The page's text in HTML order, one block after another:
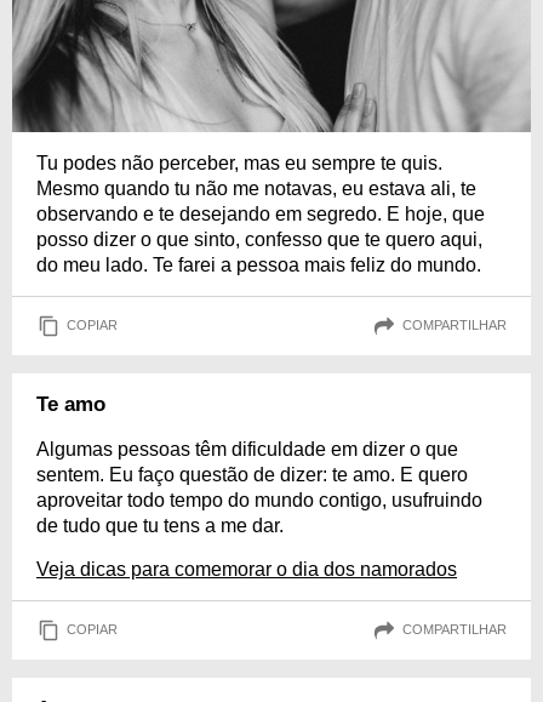
Tu podes não perceber, mas eu sempre te quis.
Mesmo quando tu não me notavas, eu estava ali, te
observando e te desejando em segredo. E hoje, que
posso dizer o que sinto, confesso que te quero aqui,
do meu lado. Te farei a pessoa mais feliz do mundo.
COPIAR COMPARTILHAR
Te amo
Algumas pessoas têm dificuldade em dizer o que
sentem. Eu faço questão de dizer: te amo. E quero
aproveitar todo tempo do mundo contigo, usufruindo
de tudo que tu tens a me dar.
Veja dicas para comemorar o dia dos namorados
COPIAR COMPARTILHAR